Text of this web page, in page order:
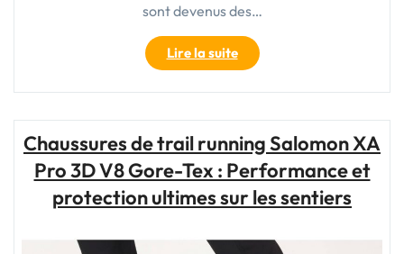
sont devenus des…
Lire la suite"Le
sac
de
Eastpak
:
le
compagnon
Chaussures de trail running Salomon XA
Pro 3D V8 Gore-Tex : Performance et
protection ultimes sur les sentiers